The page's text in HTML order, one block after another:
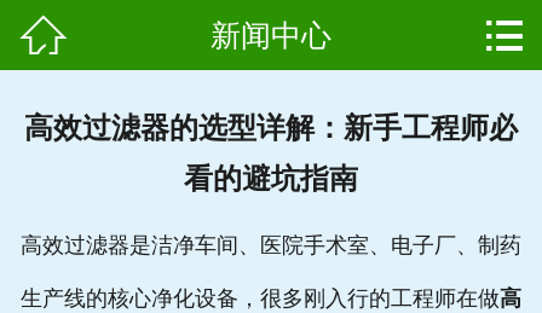
 新闻中心 
高效过滤器的选型详解：新手工程师必
看的避坑指南
高效过滤器是洁净车间、医院手术室、电子厂、制药
生产线的核心净化设备，很多刚入行的工程师在做高